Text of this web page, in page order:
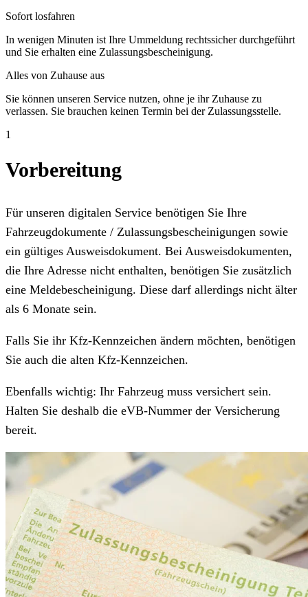
Sofort losfahren
In wenigen Minuten ist Ihre Ummeldung rechtssicher durchgeführt
und Sie erhalten eine Zulassungsbescheinigung.
Alles von Zuhause aus
Sie können unseren Service nutzen, ohne je ihr Zuhause zu
verlassen. Sie brauchen keinen Termin bei der Zulassungsstelle.
1
Vorbereitung
Für unseren digitalen Service benötigen Sie Ihre
Fahrzeugdokumente / Zulassungsbescheinigungen sowie
ein gültiges Ausweisdokument. Bei Ausweisdokumenten,
die Ihre Adresse nicht enthalten, benötigen Sie zusätzlich
eine Meldebescheinigung. Diese darf allerdings nicht älter
als 6 Monate sein.
Falls Sie ihr Kfz-Kennzeichen ändern möchten, benötigen
Sie auch die alten Kfz-Kennzeichen.
Ebenfalls wichtig: Ihr Fahrzeug muss versichert sein.
Halten Sie deshalb die eVB-Nummer der Versicherung
bereit.